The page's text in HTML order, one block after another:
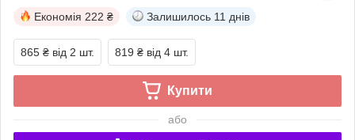
Економія 222 ₴ Залишилось 11 днів
865 ₴ від 2 шт. 819 ₴ від 4 шт.
Купити
або